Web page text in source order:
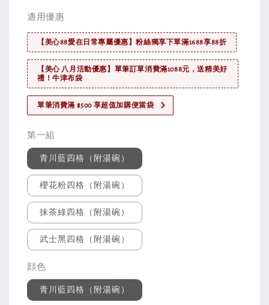
適用優惠
【美心88愛在日常專屬優惠】粉絲獨享下單滿1688享88折
【美心 八月活動優惠】單筆訂單消費滿1088元，送精美好
禮！牛津布袋
單筆消費滿 $500 享超值加購便當袋
第一組
青川藍四格（附湯碗）
櫻花粉四格（附湯碗）
抹茶綠四格（附湯碗）
武士黑四格（附湯碗）
顔色
青川藍四格（附湯碗）